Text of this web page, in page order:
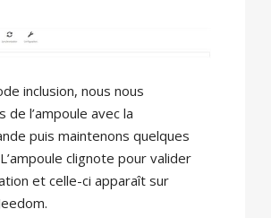
inclusion, nous nous
de l’ampoule avec la
puis maintenons quelques
clignote pour valider
et celle-ci apparaît sur